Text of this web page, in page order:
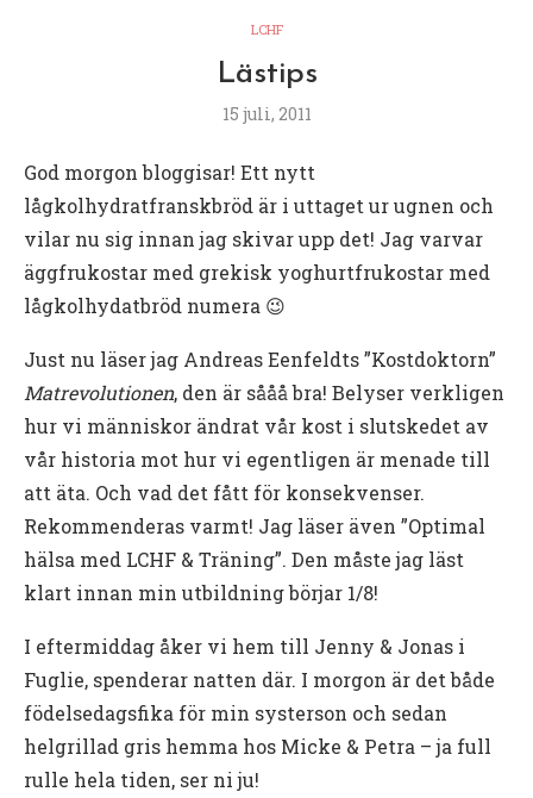
LCHF
Lästips
15 juli, 2011
God morgon bloggisar! Ett nytt
lågkolhydratfranskbröd är i uttaget ur ugnen och
vilar nu sig innan jag skivar upp det! Jag varvar
äggfrukostar med grekisk yoghurtfrukostar med
lågkolhydatbröd numera 😉
Just nu läser jag Andreas Eenfeldts ”Kostdoktorn”
Matrevolutionen, den är sååå bra! Belyser verkligen
hur vi människor ändrat vår kost i slutskedet av
vår historia mot hur vi egentligen är menade till
att äta. Och vad det fått för konsekvenser.
Rekommenderas varmt! Jag läser även ”Optimal
hälsa med LCHF & Träning”. Den måste jag läst
klart innan min utbildning börjar 1/8!
I eftermiddag åker vi hem till Jenny & Jonas i
Fuglie, spenderar natten där. I morgon är det både
födelsedagsfika för min systerson och sedan
helgrillad gris hemma hos Micke & Petra – ja full
rulle hela tiden, ser ni ju!